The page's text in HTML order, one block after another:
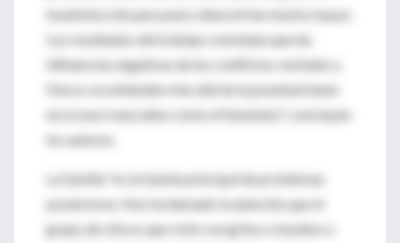
insatisfacción personal y laboral fue mucho mayor.
Los resultados del trabajo constatan que las
influencias negativas de los conflictos verbales y
físicos se extienden más allá de la juventud tanto
en el sexo masculino como el femenino", concluyen
los autores.
La familia "es la fuente principal de problemas
posteriores. Nos ha llamado la atención que el
grupo de chicos que vivió con gritos e insultos a